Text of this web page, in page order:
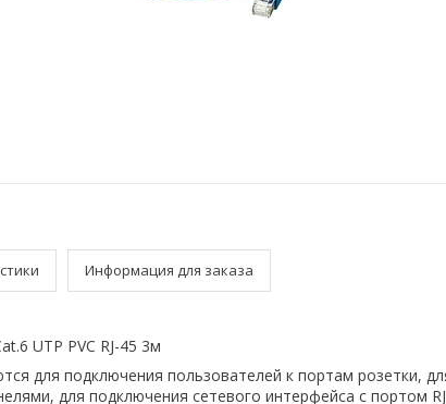
Информация для заказа
UTP PVC RJ-45 3м
для подключения пользователей к портам розетки,
для подключения сетевого интерфейса c портом